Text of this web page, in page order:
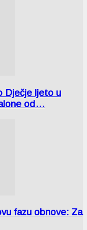
Dječje ljeto u
od…
fazu obnove: Za